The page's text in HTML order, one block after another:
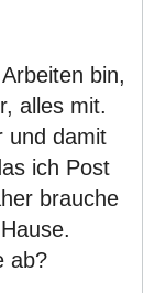
bin,
alles mit.
und damit
ich Post
brauche
ab?